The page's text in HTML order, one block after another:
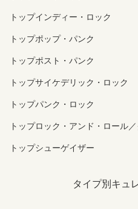
トップインディー・ロック
トップポップ・パンク
トップポスト・パンク
トップサイケデリック・ロック
トップパンク・ロック
トップロック・アンド・ロール
トップシューゲイザー
タイプ別キュ